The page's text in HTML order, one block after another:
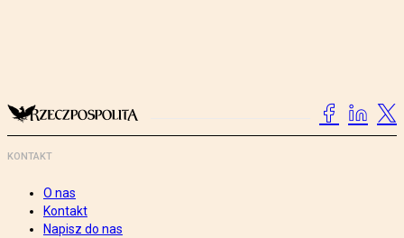
KONTAKT
O nas
Kontakt
Napisz do nas